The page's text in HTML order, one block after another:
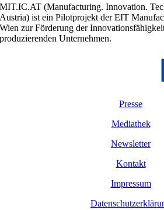
MIT.IC.AT (Manufacturing. Innovation.
Austria) ist ein Pilotprojekt der EIT
Wien zur Förderung der
produzierenden Unternehmen.
Presse
Mediathek
Newsletter
Kontakt
Impressum